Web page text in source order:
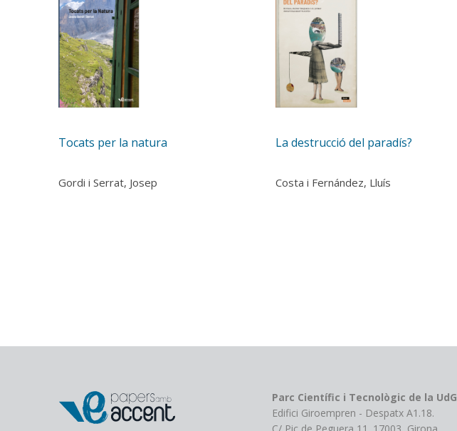
Tocats per la natura
Gordi i Serrat, Josep
pàgina
del
La destrucció del paradís?
Costa i Fernández, Lluís
Parc Científic i Tecnològic de la UdG
Edifici Giroempren - Despatx A1.18.
C/ Pic de Peguera 11. 17003, Girona